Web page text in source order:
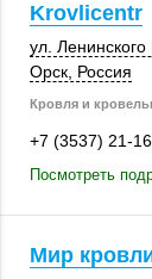
Krovlicentr
ул.
Орск Россия
Кровля и
+7 (3537) 21-
Посмотреть
Мир